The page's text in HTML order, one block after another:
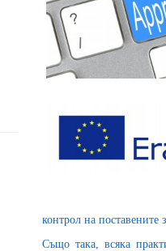
контрол на
Също така, всяка